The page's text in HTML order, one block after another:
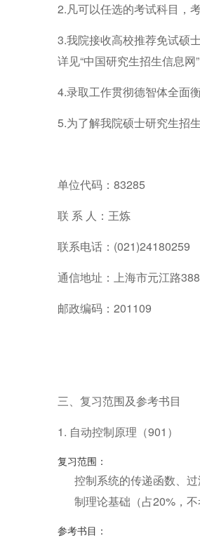
2.凡可以任选的考试科目，
3.我院接收高校推荐免试硕
详见“中国研究生招生信息网”
4.录取工作贯彻德智体全面
5.为了解我院硕士研究生招
单位代码：83285
联 系 人：王炼
联系电话：(021)24180259
通信地址：上海市元江路
邮政编码：201109
三、复习范围及参考书目
1. 自动控制原理（901）
复习范围：
控制系统的传递函数、
制理论基础（占20%，不
参考书目：